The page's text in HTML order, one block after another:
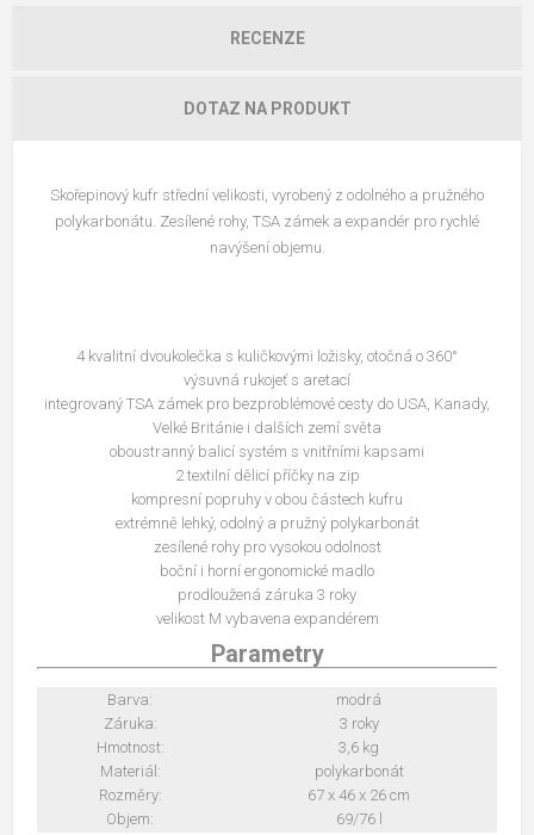
RECENZE
DOTAZ NA PRODUKT
Skořepinový kufr střední velikosti, vyrobený z odolného a pružného
polykarbonátu. Zesílené rohy, TSA zámek a expandér pro rychlé
navýšení objemu.
4 kvalitní dvoukolečka s kuličkovými ložisky, otočná o 360°
výsuvná rukojeť s aretací
integrovaný TSA zámek pro bezproblémové cesty do USA, Kanady,
Velké Británie i dalších zemí světa
oboustranný balicí systém s vnitřními kapsami
2 textilní dělicí příčky na zip
kompresní popruhy v obou částech kufru
extrémně lehký, odolný a pružný polykarbonát
zesílené rohy pro vysokou odolnost
boční i horní ergonomické madlo
prodloužená záruka 3 roky
velikost M vybavena expandérem
Parametry
Barva:
modrá
Záruka:
3 roky
Hmotnost:
3,6 kg
Materiál:
polykarbonát
Rozměry:
67 x 46 x 26 cm
Objem:
69/76 l